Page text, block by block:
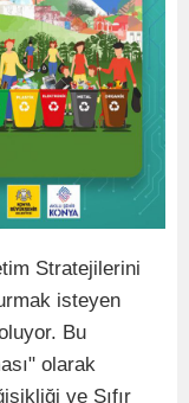
Stratejilerini
isteyen
Bu
olarak
ve Sıfır